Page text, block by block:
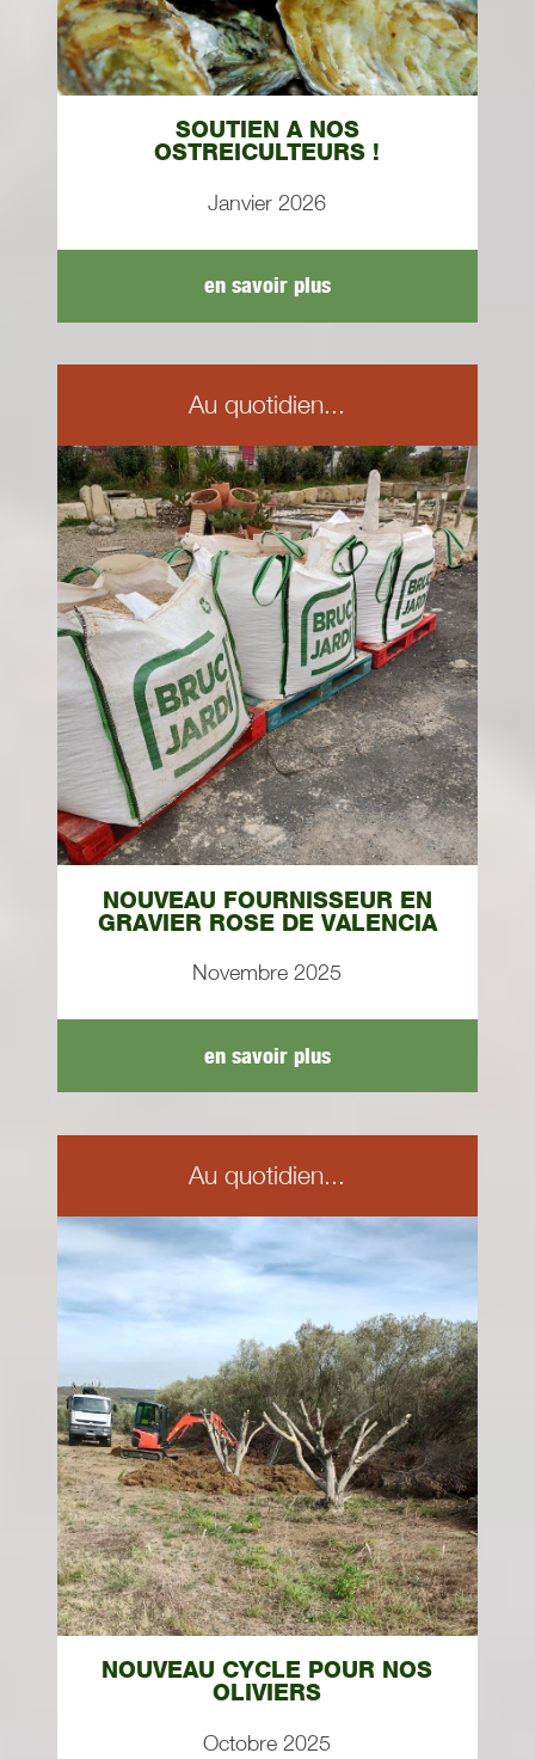
SOUTIEN A NOS
OSTREICULTEURS !
Janvier 2026
en savoir plus
Au quotidien...
NOUVEAU FOURNISSEUR EN
GRAVIER ROSE DE VALENCIA
Novembre 2025
en savoir plus
Au quotidien...
NOUVEAU CYCLE POUR NOS
OLIVIERS
Octobre 2025